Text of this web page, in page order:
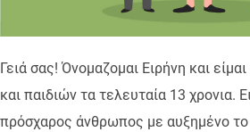
Γειά σας! Όνομαζομαι Ειρήνη και
και παιδιών τα τελευταία 13 χρονια.
πρόσχαρος άνθρωπος με αυξημένο το